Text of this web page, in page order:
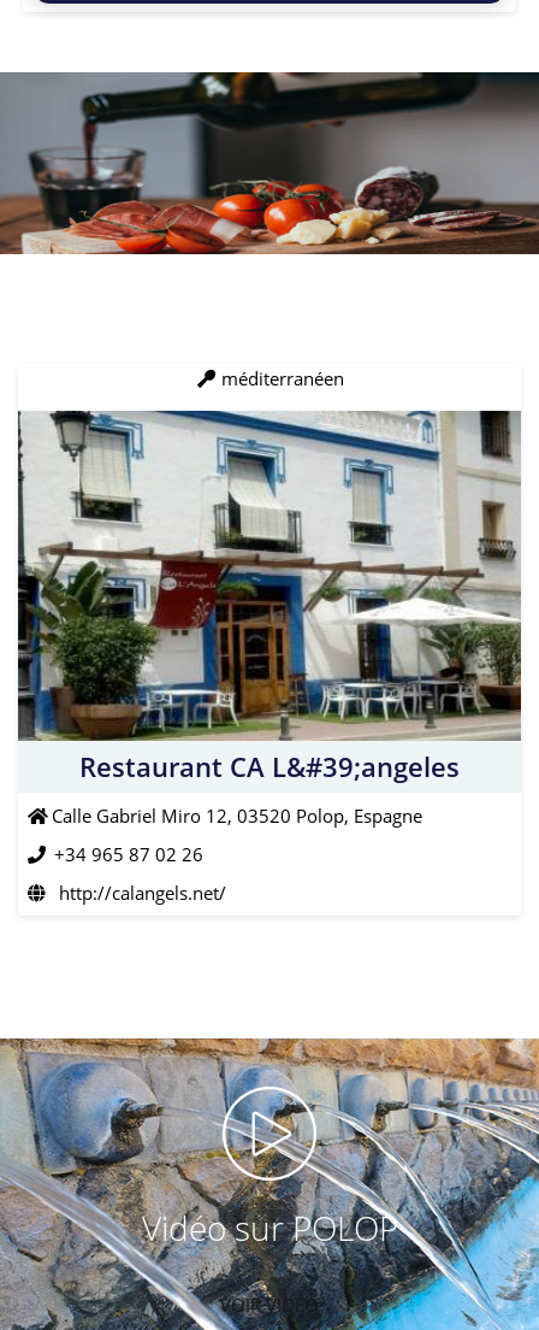
méditerranéen
Restaurant CA L&#39;angeles
Calle Gabriel Miro 12, 03520 Polop, Espagne
+34 965 87 02 26
http://calangels.net/
Vidéo sur POLOP
VOIR VIDÉO